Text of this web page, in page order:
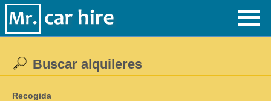
Buscar alquileres
Recogida